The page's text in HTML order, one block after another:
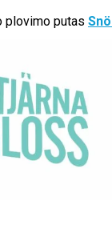
plovimo putas Snö